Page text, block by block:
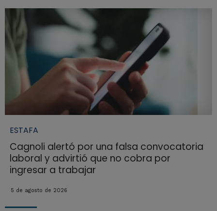
ESTAFA
Cagnoli alertó por una falsa convocatoria
laboral y advirtió que no cobra por
ingresar a trabajar
5 de agosto de 2026